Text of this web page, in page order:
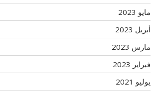
مايو 2023
أبريل 2023
مارس 2023
فبراير 2023
يوليو 2021